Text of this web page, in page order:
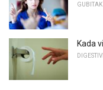
Kada